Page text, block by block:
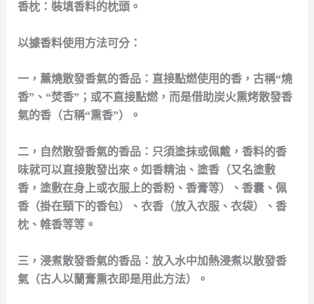
香枕：裝填香料的枕頭。
以據香料使用方法可分：
一，薰燒散發香氣的香品：直接點燃使用的香，古稱“燒
香”、“焚香”；或不直接點燃，而是借助炭火熏烤散發香
氣的香（古稱“熏香”）。
二，自然散發香氣的香品：只須塗抹或佩戴，香料的香
味就可以直接散發出來。如香精油、塗香（又名塗敷
香，塗敷在身上或衣服上的香粉、香膏等）、香囊、佩
香（掛在頸下的香包）、衣香（放入衣服、衣袋）、香
枕、帷香等等。
三，浸煮散發香氣的香品：放入水中加熱浸煮以散發香
氣（古人以蘭膏熏衣即是用此方法）。